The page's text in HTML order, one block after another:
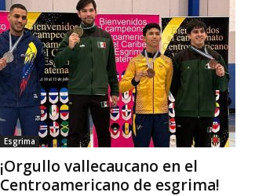
Esgrima
¡Orgullo vallecaucano en el
Centroamericano de esgrima!